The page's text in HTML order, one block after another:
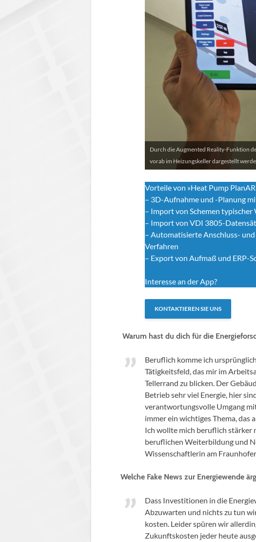
Durch die Augmented Reality-Funktion
vorab im Heizungskeller dargestellt
Vorteile von »Heat Pump
– 3D-Aufnahme und -Planung
– Import von Schemen
– Import von VDI 3805-
– Automatisierte Anschluss-
Verfahren
– Export von Aufmaß und ERP-
Interesse an der App?
KONTAKTIEREN SIE UNS
Warum hast du dich für die
Beruflich komme ich
Tätigkeitsfeld, das mir im
Tellerrand zu blicken. Der
Betrieb sehr viel Energie, hier
verantwortungsvolle Umgang
immer ein wichtiges Thema, das
Ich wollte mich beruflich stärker
beruflichen Weiterbildung und
Wissenschaftlerin am Fraunhofer
Welche Fake News zur Energiewende
Dass Investitionen in die
Abzuwarten und nichts zu tun
kosten. Leider spüren wir
Zukunftskosten jeder heute